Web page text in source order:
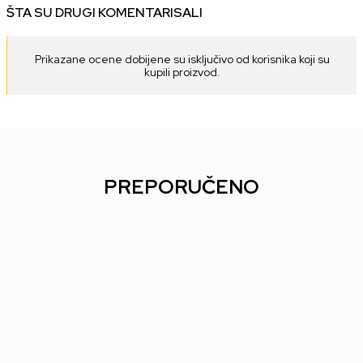
ŠTA SU DRUGI KOMENTARISALI
Prikazane ocene dobijene su isključivo od korisnika koji su
kupili proizvod.
PREPORUČENO